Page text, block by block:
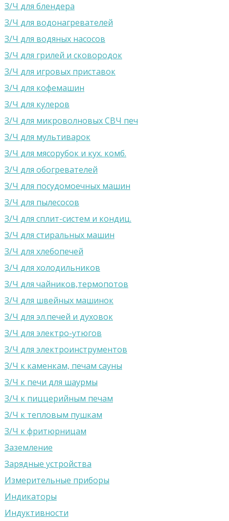
З/Ч для блендера
З/Ч для водонагревателей
З/Ч для водяных насосов
З/Ч для грилей и сковородок
З/Ч для игровых приставок
З/Ч для кофемашин
З/Ч для кулеров
З/Ч для микроволновых СВЧ печ
З/Ч для мультиварок
З/Ч для мясорубок и кух. комб.
З/Ч для обогревателей
З/Ч для посудомоечных машин
З/Ч для пылесосов
З/Ч для сплит-систем и кондиц.
З/Ч для стиральных мaшин
З/Ч для хлебопечей
З/Ч для холодильников
З/Ч для чайников,термопотов
З/Ч для швейных машинок
З/Ч для эл.печей и духовок
З/Ч для электро-утюгов
З/Ч для электроинструментов
З/Ч к каменкам, печам сауны
З/Ч к печи для шаурмы
З/Ч к пиццерийным печам
З/Ч к тепловым пушкам
З/Ч к фритюрницам
Заземление
Зарядные устройства
Измерительные приборы
Индикаторы
Индуктивности